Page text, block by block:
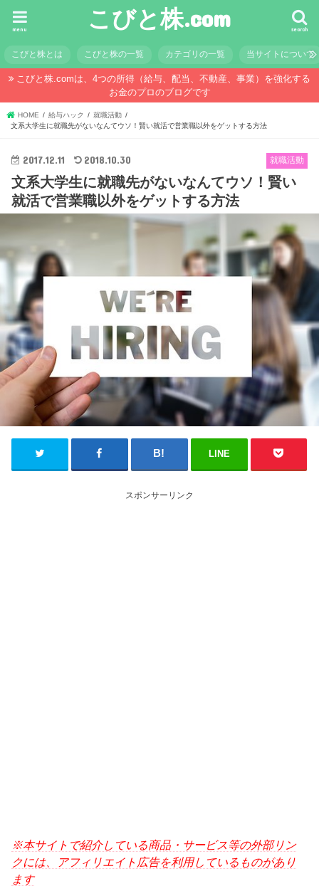
こびと株.com search
menu
こびと株とは こびと株の一覧 カテゴリの一覧 当サイトについて
こびと株.comは、4つの所得（給与、配当、不動産、事業）を強化する
お金のプロのブログです
HOME 給与ハック
就職活動
文系大学生に就職先がないなんてウソ！賢い就活で営業職以外をゲットする方法
就職活動
2017.12.11 2018.10.30
文系大学生に就職先がないなんてウソ！賢い
就活で営業職以外をゲットする方法
LINE
スポンサーリンク
※本サイトで紹介している商品・サービス等の外部リン
クには、アフィリエイト広告を利用しているものがあり
ます